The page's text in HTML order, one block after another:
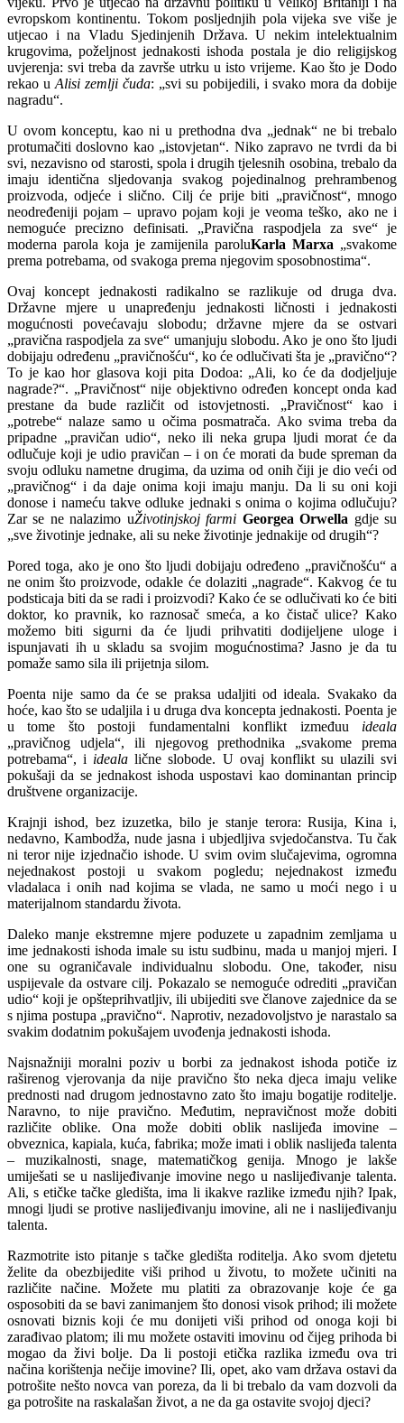
evropskom kontinentu. Tokom posljednjih pola vijeka sve više je
utjecao i na Vladu Sjedinjenih Država. U nekim intelektualnim
krugovima, poželjnost jednakosti ishoda postala je dio religijskog
uvjerenja: svi treba da završe utrku u isto vrijeme. Kao što je Dodo
rekao u Alisi zemlji čuda: „svi su pobijedili, i svako mora da dobije
nagradu“.
U ovom konceptu, kao ni u prethodna dva „jednak“ ne bi trebalo
protumačiti doslovno kao „istovjetan“. Niko zapravo ne tvrdi da bi
svi, nezavisno od starosti, spola i drugih tjelesnih osobina, trebalo da
imaju identična sljedovanja svakog pojedinalnog prehrambenog
proizvoda, odjeće i slično. Cilj će prije biti „pravičnost“, mnogo
neodređeniji pojam – upravo pojam koji je veoma teško, ako ne i
nemoguće precizno definisati. „Pravična raspodjela za sve“ je
moderna parola koja je zamijenila paroluKarla Marxa „svakome
prema potrebama, od svakoga prema njegovim sposobnostima“.
Ovaj koncept jednakosti radikalno se razlikuje od druga dva.
Državne mjere u unapređenju jednakosti ličnosti i jednakosti
mogućnosti povećavaju slobodu; državne mjere da se ostvari
„pravična raspodjela za sve“ umanjuju slobodu. Ako je ono što ljudi
dobijaju određenu „pravičnošću“, ko će odlučivati šta je „pravično“?
To je kao hor glasova koji pita Dodoa: „Ali, ko će da dodjeljuje
nagrade?“. „Pravičnost“ nije objektivno određen koncept onda kad
prestane da bude različit od istovjetnosti. „Pravičnost“ kao i
„potrebe“ nalaze samo u očima posmatrača. Ako svima treba da
pripadne „pravičan udio“, neko ili neka grupa ljudi morat će da
odlučuje koji je udio pravičan – i on će morati da bude spreman da
svoju odluku nametne drugima, da uzima od onih čiji je dio veći od
„pravičnog“ i da daje onima koji imaju manju. Da li su oni koji
donose i nameću takve odluke jednaki s onima o kojima odlučuju?
Zar se ne nalazimo uŽivotinjskoj farmi Georgea Orwella gdje su
„sve životinje jednake, ali su neke životinje jednakije od drugih“?
Pored toga, ako je ono što ljudi dobijaju određeno „pravičnošću“ a
ne onim što proizvode, odakle će dolaziti „nagrade“. Kakvog će tu
podsticaja biti da se radi i proizvodi? Kako će se odlučivati ko će biti
doktor, ko pravnik, ko raznosač smeća, a ko čistač ulice? Kako
možemo biti sigurni da će ljudi prihvatiti dodijeljene uloge i
ispunjavati ih u skladu sa svojim mogućnostima? Jasno je da tu
pomaže samo sila ili prijetnja silom.
Poenta nije samo da će se praksa udaljiti od ideala. Svakako da
hoće, kao što se udaljila i u druga dva koncepta jednakosti. Poenta je
u tome što postoji fundamentalni konflikt izmeđuu ideala
„pravičnog udjela“, ili njegovog prethodnika „svakome prema
potrebama“, i idealalične slobode. U ovaj konflikt su ulazili svi
pokušaji da se jednakost ishoda uspostavi kao dominantan princip
društvene organizacije.
Krajnji ishod, bez izuzetka, bilo je stanje terora: Rusija, Kina i,
nedavno, Kambodža, nude jasna i ubjedljiva svjedočanstva. Tu čak
ni teror nije izjednačio ishode. U svim ovim slučajevima, ogromna
nejednakost postoji u svakom pogledu; nejednakost između
vladalaca i onih nad kojima se vlada, ne samo u moći nego i u
materijalnom standardu života.
Daleko manje ekstremne mjere poduzete u zapadnim zemljama u
ime jednakosti ishoda imale su istu sudbinu, mada u manjoj mjeri. I
one su ograničavale individualnu slobodu. One, također, nisu
uspijevale da ostvare cilj. Pokazalo se nemoguće odrediti „pravičan
udio“ koji je opšteprihvatljiv, ili ubijediti sve članove zajednice da se
s njima postupa „pravično“. Naprotiv, nezadovoljstvo je narastalo sa
svakim dodatnim pokušajem uvođenja jednakosti ishoda.
Najsnažniji moralni poziv u borbi za jednakost ishoda potiče iz
raširenog vjerovanja da nije pravično što neka djeca imaju velike
prednosti nad drugom jednostavno zato što imaju bogatije roditelje.
Naravno, to nije pravično. Međutim, nepravičnost može dobiti
različite oblike. Ona može dobiti oblik naslijeđa imovine –
obveznica, kapiala, kuća, fabrika; može imati i oblik naslijeđa talenta
– muzikalnosti, snage, matematičkog genija. Mnogo je lakše
umiješati se u naslijeđivanje imovine nego u naslijeđivanje talenta.
Ali, s etičke tačke gledišta, ima li ikakve razlike između njih? Ipak,
mnogi ljudi se protive naslijeđivanju imovine, ali ne i naslijeđivanju
talenta.
Razmotrite isto pitanje s tačke gledišta roditelja. Ako svom djetetu
želite da obezbijedite viši prihod u životu, to možete učiniti na
različite načine. Možete mu platiti za obrazovanje koje će ga
osposobiti da se bavi zanimanjem što donosi visok prihod; ili možete
osnovati biznis koji će mu donijeti viši prihod od onoga koji bi
zarađivao platom; ili mu možete ostaviti imovinu od čijeg prihoda bi
mogao da živi bolje. Da li postoji etička razlika između ova tri
načina korištenja nečije imovine? Ili, opet, ako vam država ostavi da
potrošite nešto novca van poreza, da li bi trebalo da vam dozvoli da
ga potrošite na raskalašan život, a ne da ga ostavite svojoj djeci?